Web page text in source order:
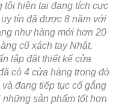
tôi hiện tại đang tích cực
tín đã được 8 năm với
như hàng mới hơn 20
cũ xách tay Nhật,
lắp đặt thiết kế cửa
có 4 cửa hàng trong đó
đang tiếp tục cố gắng
sản phẩm tốt hơn